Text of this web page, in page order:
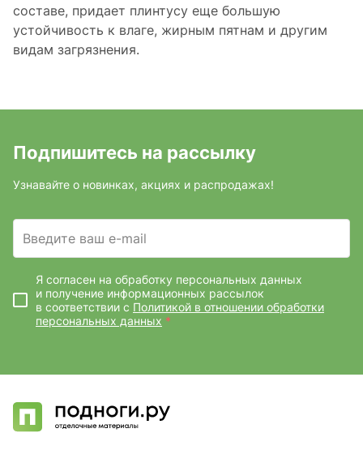
составе, придает плинтусу еще большую
устойчивость к влаге, жирным пятнам и другим
видам загрязнения.
Подпишитесь на рассылку
Узнавайте о новинках, акциях и распродажах!
Введите ваш e-mail
Я согласен на обработку персональных данных
и получение информационных рассылок
в соответствии с Политикой в отношении обработки
персональных данных *